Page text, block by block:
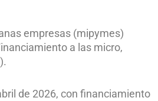
empresas (mipymes)
a las micro,
de 2026, con financiamiento